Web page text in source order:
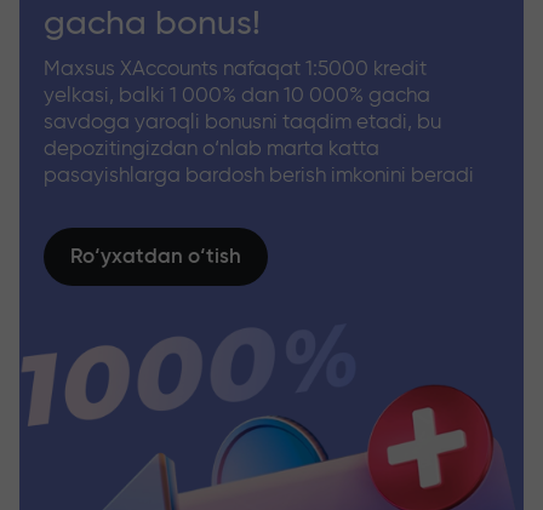
gacha bonus!
Maxsus XAccounts nafaqat 1:5000 kredit
yelkasi, balki 1 000% dan 10 000% gacha
savdoga yaroqli bonusni taqdim etadi, bu
depozitingizdan o‘nlab marta katta
pasayishlarga bardosh berish imkonini beradi
Ro‘yxatdan o‘tish